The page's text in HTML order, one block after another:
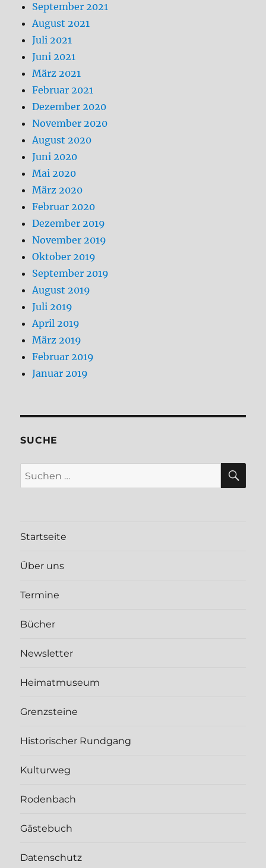
September 2021
August 2021
Juli 2021
Juni 2021
März 2021
Februar 2021
Dezember 2020
November 2020
August 2020
Juni 2020
Mai 2020
März 2020
Februar 2020
Dezember 2019
November 2019
Oktober 2019
September 2019
August 2019
Juli 2019
April 2019
März 2019
Februar 2019
Januar 2019
SUCHE
Suchen
nach:
Startseite
Über uns
Termine
Bücher
Newsletter
Heimatmuseum
Grenzsteine
Historischer Rundgang
Kulturweg
Rodenbach
Gästebuch
Datenschutz